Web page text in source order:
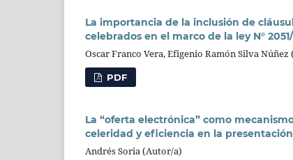
La importancia de la inclusión de
celebrados en el marco de la ley N°
Oscar Franco Vera, Efigenio Ramón Silva
PDF
La “oferta electrónica” como
celeridad y eficiencia en la
Andrés Soria (Autor/a)